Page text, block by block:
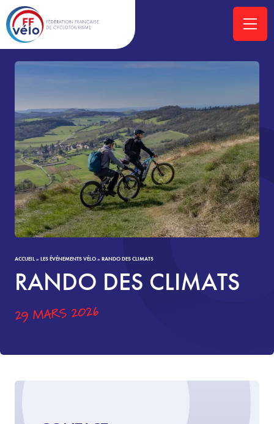
ACCUEIL» LES ÉVÉNEMENTS VÉLO» RANDO DES CLIMATS
RANDO DES CLIMATS
29 MARS 2026